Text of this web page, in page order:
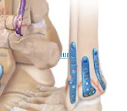
cardiotorácica
Coluna